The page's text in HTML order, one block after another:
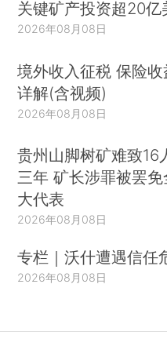
关键矿产投资超20亿
2026年08月08日
境外收入征税 保险
详解(含视频)
2026年08月08日
贵州山脚树矿难致16
三年 矿长涉罪被罢免
大代表
2026年08月08日
专栏｜沃什遭遇信任
2026年08月08日